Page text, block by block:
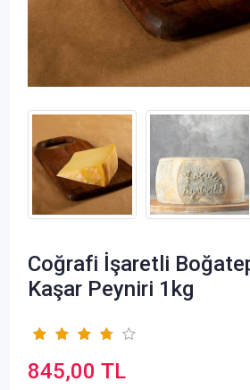
Coğrafi İşaretli
Kaşar Peyniri 1kg
845,00 TL